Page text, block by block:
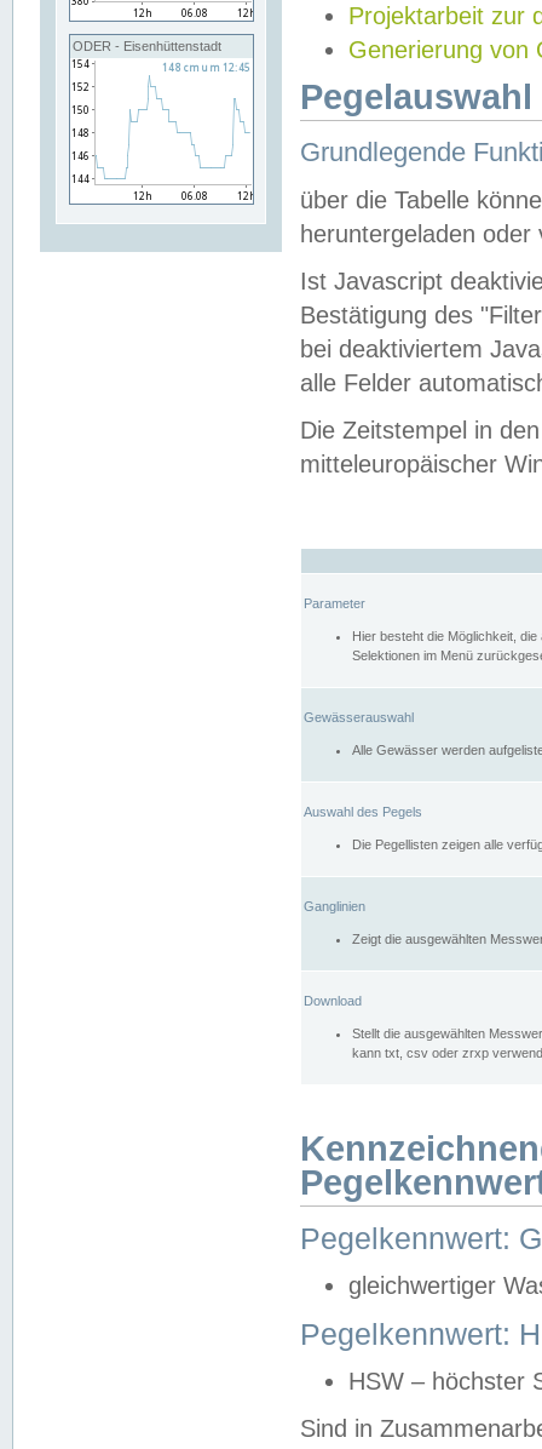
ODER - Eisenhüttenstadt
Projektarbeit zur
Generierung von
Grundlegende
über die Tabelle
heruntergeladen oder
Ist Javascript
Bestätigung des
bei deaktiviertem
alle Felder
Die Zeitstempel in
mitteleuropäischer
Parameter
Hier besteht die Möglichkeit,
Selektionen im Menü
Gewässerauswahl
Alle Gewässer werden
Auswahl des Pegels
Die Pegellisten zeigen alle
Ganglinien
Zeigt die ausgewählten
Download
Stellt die ausgewählten
kann txt, csv oder zrxp
Pegelkennwert:
gleichwertiger
Pegelkennwert:
HSW – höchster
Sind in